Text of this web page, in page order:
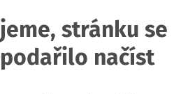
stránku se
načíst